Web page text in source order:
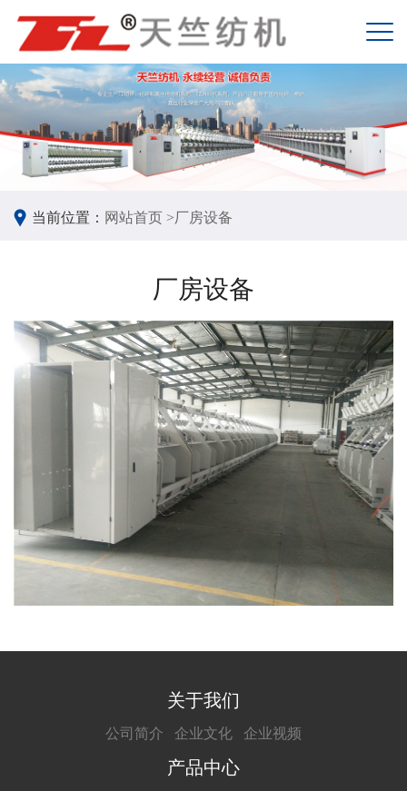
当前位置： 网站首页 >厂房设备
厂房设备
关于我们
公司简介 企业文化 企业视频
产品中心